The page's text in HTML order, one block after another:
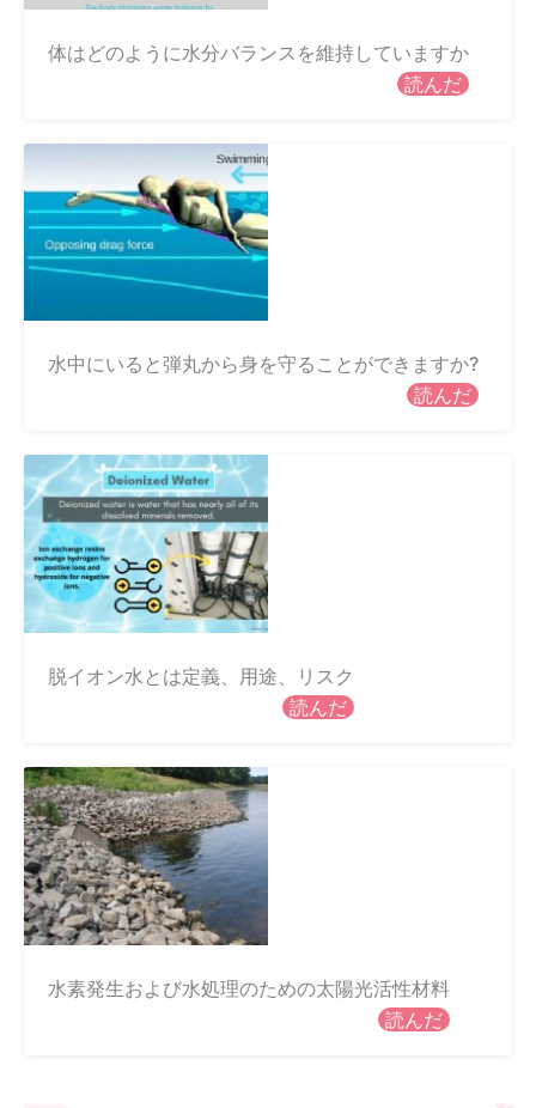
体はどのように水分バランスを維持していますか
読んだ
水中にいると弾丸から身を守ることができますか?
読んだ
脱イオン水とは定義、用途、リスク
読んだ
水素発生および水処理のための太陽光活性材料
読んだ